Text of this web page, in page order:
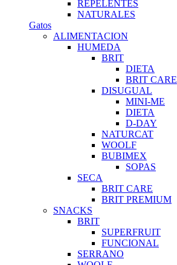
REPELENTES
NATURALES
Gatos
ALIMENTACION
HUMEDA
BRIT
DIETA
BRIT CARE
DISUGUAL
MINI-ME
DIETA
D-DAY
NATURCAT
WOOLF
BUBIMEX
SOPAS
SECA
BRIT CARE
BRIT PREMIUM
SNACKS
BRIT
SUPERFRUIT
FUNCIONAL
SERRANO